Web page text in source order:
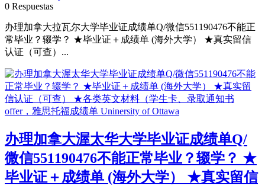
0 Respuestas
办理加拿大拉瓦尔大学毕业证成绩单Q/微信551190476不能正
常毕业？辍学？ ★毕业证＋成绩单 (海外大学） ★真实留信
认证（可查）...
办理加拿大渥太华大学毕业证成绩单Q/
微信551190476不能正常毕业？辍学？ ★
毕业证＋成绩单 (海外大学） ★真实留信